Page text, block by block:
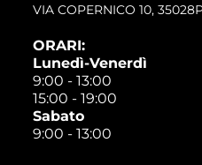
VIA COPERNICO 10,
ORARI:
Lunedì-Venerdì
9:00 - 13:00
15:00 - 19:00
Sabato
9:00 - 13:00